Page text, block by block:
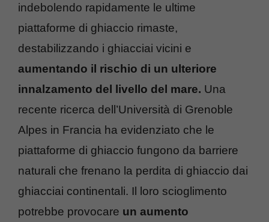
indebolendo rapidamente le ultime
piattaforme di ghiaccio rimaste,
destabilizzando i ghiacciai vicini e
aumentando il rischio di un ulteriore
innalzamento del livello del mare. Una
recente ricerca dell’Università di Grenoble
Alpes in Francia ha evidenziato che le
piattaforme di ghiaccio fungono da barriere
naturali che frenano la perdita di ghiaccio dai
ghiacciai continentali. Il loro scioglimento
potrebbe provocare un aumento